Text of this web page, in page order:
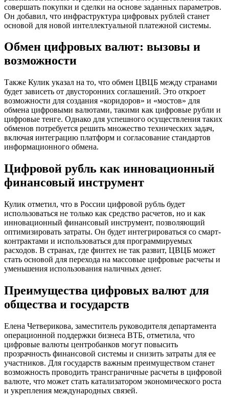
совершать покупки и сделки на основе заданных параметров.
Он добавил, что инфраструктура цифровых рублей станет
основой для новой интеллектуальной платежной системы.
Обмен цифровых валют: вызовы и
возможности
Также Кулик указал на то, что обмен ЦВЦБ между странами
будет зависеть от двусторонних соглашений. Это откроет
возможности для создания «коридоров» и «мостов» для
обмена цифровыми валютами, такими как цифровые рубли и
цифровые тенге. Однако для успешного осуществления таких
обменов потребуется решить множество технических задач,
включая интеграцию платформ и согласование стандартов
информационного обмена.
Цифровой рубль как инновационный
финансовый инструмент
Кулик отметил, что в России цифровой рубль будет
использоваться не только как средство расчетов, но и как
инновационный финансовый инструмент, позволяющий
оптимизировать затраты. Он будет интегрироваться со смарт-
контрактами и использоваться для программируемых
расходов. В странах, где финтех не так развит, ЦВЦБ может
стать основой для перехода на массовые цифровые расчеты и
уменьшения использования наличных денег.
Преимущества цифровых валют для
общества и государств
Елена Четверикова, заместитель руководителя департамента
операционной поддержки бизнеса ВТБ, отметила, что
цифровые валюты центробанков могут повысить
прозрачность финансовой системы и снизить затраты для ее
участников. Для государств важным преимуществом станет
возможность проводить трансграничные расчеты в цифровой
валюте, что может стать катализатором экономического роста
и укрепления международных связей.